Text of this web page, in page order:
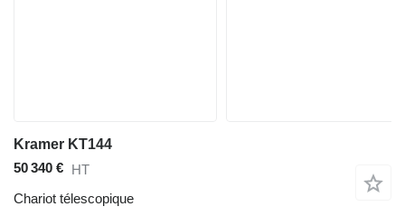
Kramer KT144
50 340 € HT
Chariot télescopique